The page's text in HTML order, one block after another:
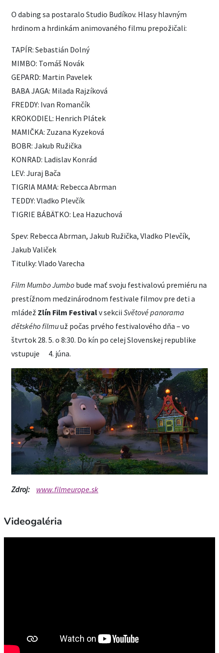
O dabing sa postaralo Studio Budíkov. Hlasy hlavným
hrdinom a hrdinkám animovaného filmu prepožičali:
TAPÍR: Sebastián Dolný
MIMBO: Tomáš Novák
GEPARD: Martin Pavelek
BABA JAGA: Milada Rajzíková
FREDDY: Ivan Romančík
KROKODIEL: Henrich Plátek
MAMIČKA: Zuzana Kyzeková
BOBR: Jakub Ružička
KONRAD: Ladislav Konrád
LEV: Juraj Bača
TIGRIA MAMA: Rebecca Abrman
TEDDY: Vladko Plevčík
TIGRIE BÁBÄTKO: Lea Hazuchová
Spev: Rebecca Abrman, Jakub Ružička, Vladko Plevčík,
Jakub Valiček
Titulky: Vlado Varecha
Film Mumbo Jumbo bude mať svoju festivalovú premiéru na
prestížnom medzinárodnom festivale filmov pre deti a
mládež Zlín Film Festivalv sekcii Světové panorama
dětského filmuuž počas prvého festivalového dňa – vo
štvrtok 28. 5. o 8:30. Do kín po celej Slovenskej republike
vstupuje 4. júna.
Zdroj: www.filmeurope.sk
Videogaléria